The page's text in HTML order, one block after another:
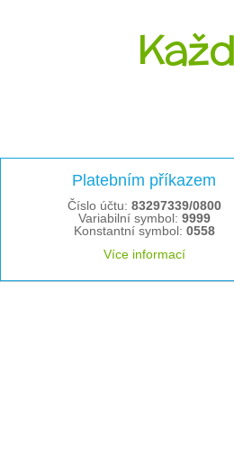
Platebním příkazem
Číslo účtu: 83297339/0800
Variabilní symbol: 9999
Konstantní symbol: 0558
Více informací